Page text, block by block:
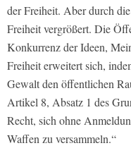
der Freiheit. Aber durch
Freiheit vergrößert. Die
Konkurrenz der Ideen,
Freiheit erweitert sich,
Gewalt den öffentlichen
Artikel 8, Absatz 1 des
Recht, sich ohne
Waffen zu versammeln.“